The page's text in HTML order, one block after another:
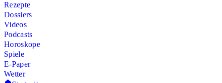
Rezepte
Dossiers
Videos
Podcasts
Horoskope
Spiele
E-Paper
Wetter